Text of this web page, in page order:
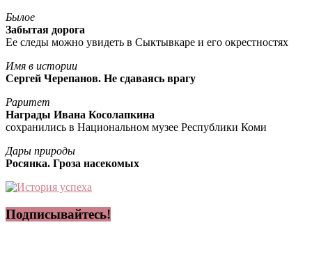
Былое
Забытая дорога
Ее следы можно увидеть в Сыктывкаре и его окрестностях
Имя в истории
Сергей Черепанов. Не сдаваясь врагу
Раритет
Награды Ивана Косолапкина
сохранились в Национальном музее Республики Коми
Дары природы
Росянка. Гроза насекомых
Подписывайтесь!